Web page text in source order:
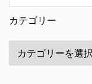
カテゴリー